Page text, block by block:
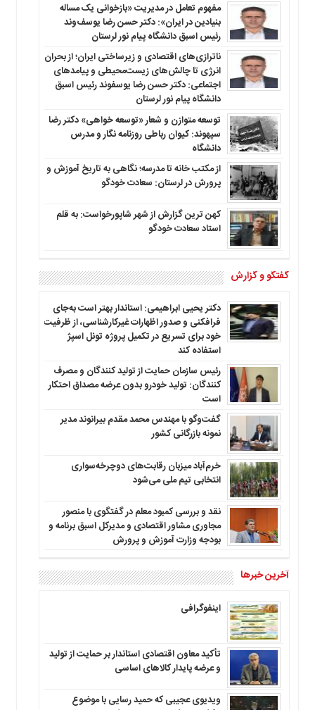
مفهوم تعامل در مدیریت «بازخوانی یک مساله
بنیادین در ایران»: دکتر حسن رضا یوسف‌وند
رئیس اسبق دانشگاه پیام نور لرستان
ناترازی‌های اقتصادی و زیرساختی ایران؛ از بحران
انرژی تا چالش‌های زیست‌محیطی و پیامدهای
اجتماعی: دکتر حسن رضا یوسفوند رئیس اسبق
دانشگاه پیام نور لرستان
توسعه متوازن و شعار «توسعه خواهی» دکتر رضا
سپهوند: کیوان رباطی روزنامه نگار و مدرس
دانشگاه
از مکتب خانه تا مدرسه؛ نگاهی به تاریخ آموزش و
پرورش در لرستان: سعادت خودگو
کهن ترین گزارش از شهر شاپورخواست: به قلم
استاد سعادت خودگو
گفتگو و گزارش
دکتر یحیی ابراهیمی: استاندار بهتر است به‌جای
فرافکنی و صدور اظهارات غیرکارشناسی، از ظرفیت
خود برای تسریع در تکمیل پروژه تونل اسپژ
استفاده کند
رئیس سازمان حمایت از تولید کنندگان و مصرف
کنندگان: تولید خودرو بدون عرضه مصداق احتکار
است
گفت‌وگو با مهندس محمد مقدم بیرانوند مدیر
نمونه بازرگانی کشور
خرم‌آباد میزبان رقابت‌های دوچرخه‌سواری
انتخابی تیم ملی می‌شود
نقد و بررسی کمبود معلم در گفتگوی با منصور
مجاوری مشاور اقتصادی و مدیرکل اسبق برنامه و
بودجه وزارت آموزش و پرورش
آخرین خبرها
اینفوگرافی
تأکید معاون اقتصادی استاندار بر حمایت از تولید
و عرضه پایدار کالاهای اساسی
ویدیوی عجیبی که حمید رسایی با موضوع